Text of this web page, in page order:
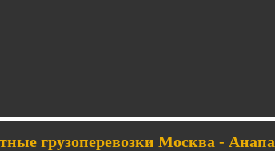
грузоперевозки Москва - Анапа